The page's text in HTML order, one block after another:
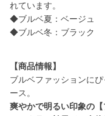
れています。
◆ブルベ夏：ベージュ
◆ブルベ冬：ブラック
【商品情報】
ブルベファッションに
爽やかで明るい印象の